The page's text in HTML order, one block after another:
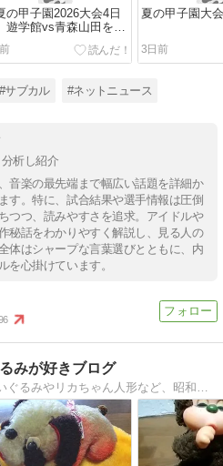
の甲子園2026大会4日
遊学館vs青森山田を徹
想！注目選手・過去の
・勝敗予想
夏の甲子園大
3日前
#サブカル #ネットニュース
析し紹介
音楽の最先端まで幅広い話題を詳細か
す。特に、試合結果や選手情報は圧倒
つつ、読みやすさを追求。アイドルや
秘話をわかりやすく解説し、見る人の
体はシャープな言葉選びとともに、内
を心掛けています。
みが好きブログ